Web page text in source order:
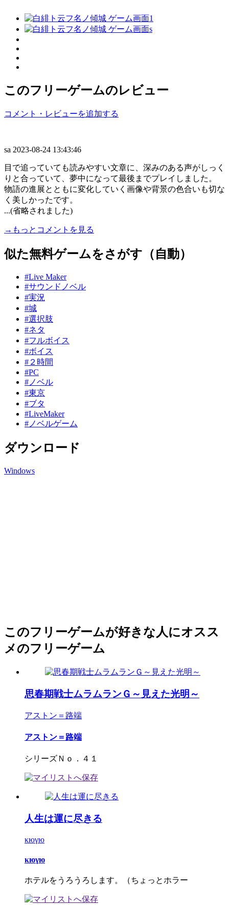
このフリーゲームのレビュー
コメント・レビューを追加する
sa 2023-08-24 13:43:46
目で追っていても読みやすい文章に、深みのある声がしっく
りと合っていて、夢中になって最後までプレイしました。
物語の進展とともに変化していく画像や背景の色合いも切な
く美しかったです。
...(省略されました)
→もっとコメントを見る
似た無料ゲームをさがす（自動）
#Live Maker
#サウンドノベル
#実況
#城
#選択肢
#ネタ
#フルボイス
#ボイス
#２時間
#PC
#ノベル
#東京
#ブタ
#LiveMaker
#ノベルゲーム
ダウンロード
Windows
このフリーゲームが好きな人にオスス
メのフリーゲーム
思春期戦士ムラムランＧ～見えた光明～
アストン＝路端
アストン＝路端
シリーズＮｏ．４１
人生は運に尽きる
κюγю
κюγю
ホテルをうろうろします。（ちょっとホラー